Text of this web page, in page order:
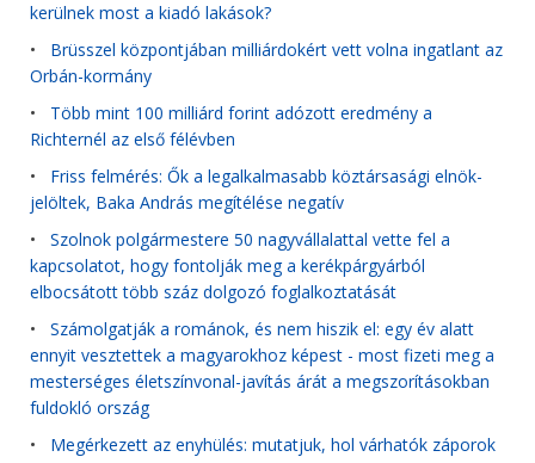
kerülnek most a kiadó lakások?
• Brüsszel központjában milliárdokért vett volna ingatlant az
Orbán-kormány
• Több mint 100 milliárd forint adózott eredmény a
Richternél az első félévben
• Friss felmérés: Ők a legalkalmasabb köztársasági elnök-
jelöltek, Baka András megítélése negatív
• Szolnok polgármestere 50 nagyvállalattal vette fel a
kapcsolatot, hogy fontolják meg a kerékpárgyárból
elbocsátott több száz dolgozó foglalkoztatását
• Számolgatják a románok, és nem hiszik el: egy év alatt
ennyit vesztettek a magyarokhoz képest - most fizeti meg a
mesterséges életszínvonal-javítás árát a megszorításokban
fuldokló ország
• Megérkezett az enyhülés: mutatjuk, hol várhatók záporok